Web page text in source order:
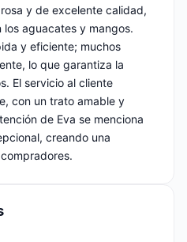
y de excelente calidad,
aguacates y mangos.
y eficiente; muchos
lo que garantiza la
El servicio al cliente
con un trato amable y
de Eva se menciona
creando una